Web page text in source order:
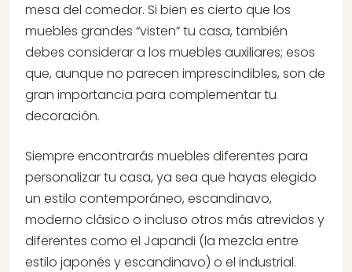
mesa del comedor. Si bien es cierto que los
muebles grandes “visten” tu casa, también
debes considerar a los muebles auxiliares; esos
que, aunque no parecen imprescindibles, son de
gran importancia para complementar tu
decoración.
Siempre encontrarás muebles diferentes para
personalizar tu casa, ya sea que hayas elegido
un estilo contemporáneo, escandinavo,
moderno clásico o incluso otros más atrevidos y
diferentes como el Japandi (la mezcla entre
estilo japonés y escandinavo) o el industrial.